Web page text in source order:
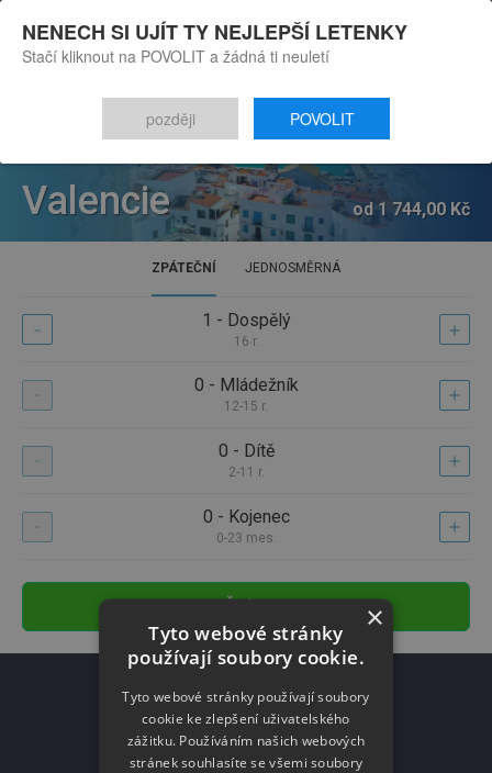
Akční letenky
Kontrola rezervace
Prenájom áut
Zpět na seznam kalendářů
Valencie od 1 744,00 Kč
ZPÁTEČNÍ JEDNOSMĚRNÁ
1 - Dospělý
16 r.
0 - Mládežník
12-15 r.
0 - Dítě
2-11 r.
0 - Kojenec
0-23 mes.
Ďalej
Otevírací hodiny
×
Tyto webové stránky
používají soubory cookie.
Tyto webové stránky používají soubory
cookie ke zlepšení uživatelského
zážitku. Používáním našich webových
stránek souhlasíte se všemi soubory
NENECH SI UJÍT TY NEJLEPŠÍ LETENKY
Stačí kliknout na POVOLIT a žádná ti neuletí
později POVOLIT